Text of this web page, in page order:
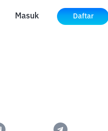
Masuk Daftar